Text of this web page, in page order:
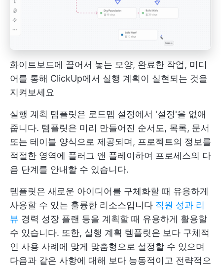
화이트보드에 끌어서 놓는 모양, 완료한 작업, 미디
어를 통해 ClickUp에서 실행 계획이 실현되는 것을
지켜보세요
실행 계획 템플릿은 로드맵 설정에서 '설정'을 없애
줍니다. 템플릿은 미리 만들어진 순서도, 목록, 문서
또는 테이블 양식으로 제공되며, 프로젝트의 정보를
적절한 영역에 플러그 앤 플레이하여 프로세스의 다
음 단계를 안내할 수 있습니다.
템플릿은 새로운 아이디어를 구체화할 때 유용하게
사용할 수 있는 훌륭한 리소스입니다 직원 성과 리
뷰 경력 성장 플랜 등을 계획할 때 유용하게 활용할
수 있습니다. 또한, 실행 계획 템플릿은 보다 구체적
인 사용 사례에 맞게 맞춤형으로 설정할 수 있으며
다음과 같은 사항에 대해 보다 능동적이고 전략적으